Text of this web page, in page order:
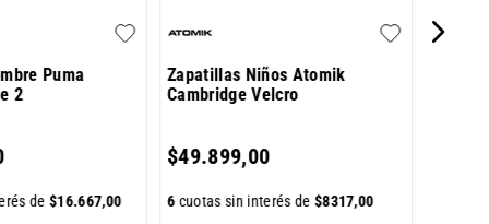
Puma
2
de$16.667,00
Zapatillas Niños Atomik
Cambridge Velcro
$49.899,00
6cuotas sin interés de$8317,00